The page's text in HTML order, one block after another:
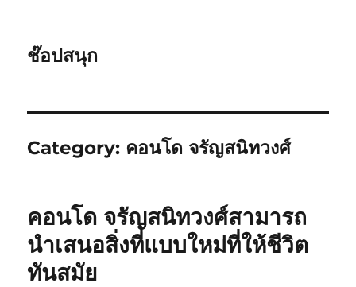
ช๊อปสนุก
Category: คอนโด จรัญสนิทวงศ์
คอนโด จรัญสนิทวงศ์สามารถ
นำเสนอสิ่งที่แบบใหม่ที่ให้ชีวิต
ทันสมัย